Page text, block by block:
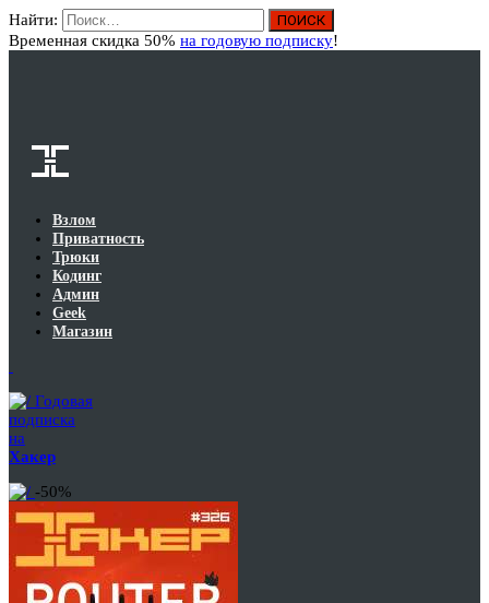
Найти:
Временная скидка 50% на годовую подписку!
Взлом
Приватность
Трюки
Кодинг
Админ
Geek
Магазин
Годовая
подписка
на
Хакер
-50%